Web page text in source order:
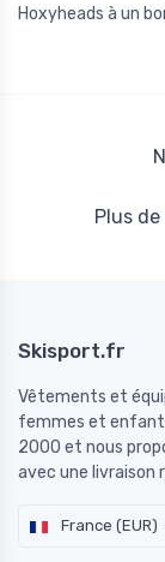
Hoxyheads à un
Plus de
Skisport.fr
Vêtements et
femmes et
2000 et nous
avec une livraison
France (EUR)